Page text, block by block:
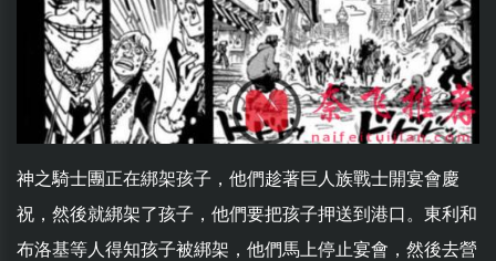
神之騎士團正在綁架孩子，他們趁著巨人族戰士開宴會慶
祝，然後就綁架了孩子，他們要把孩子押送到港口。東利和
布洛基等人得知孩子被綁架，他們馬上停止宴會，然後去營